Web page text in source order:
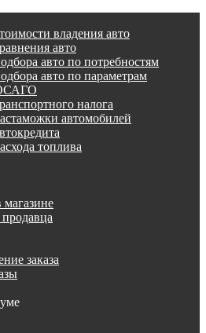
владения авто
авто
авто по потребностям
авто по параметрам
налога
автомобилей
топлива
заказа